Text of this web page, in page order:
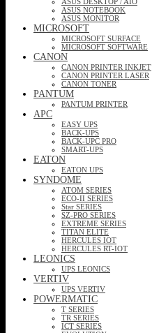
ASUS NOTEBOOK
ASUS MONITOR
MICROSOFT
MICROSOFT SURFACE
MICROSOFT SOFTWARE
CANON
CANON PRINTER INKJET
CANON PRINTER LASER
CANON TONER
PANTUM
PANTUM PRINTER
APC
EASY UPS
BACK-UPS
BACK-UPC PRO
SMART-UPS
EATON
EATON UPS
SYNDOME
ATOM SERIES
ECO-II SERIES
Star SERIES
SZ-PRO SERIES
EXTREME SERIES
TITAN ELITE
HERCULES IOT
HERCULES RT-IOT
LEONICS
UPS LEONICS
VERTIV
UPS VERTIV
POWERMATIC
T SERIES
TR SERIES
ICT SERIES